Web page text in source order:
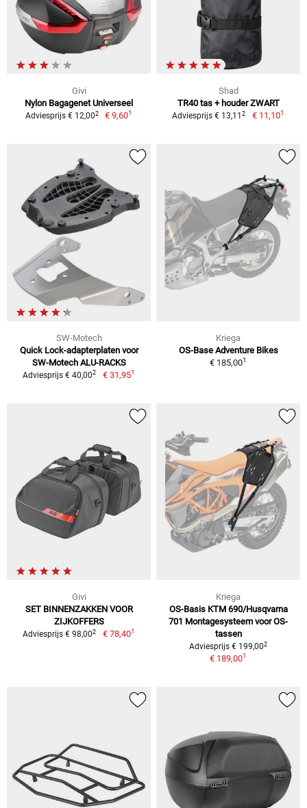
Givi
Nylon Bagagenet Universeel
Adviesprijs € 12,002 € 9,601
Shad
TR40 tas + houder ZWART
Adviesprijs € 13,112 € 11,101
SW-Motech
Quick Lock-adapterplaten voor
SW-Motech ALU-RACKS
Adviesprijs € 40,002 € 31,951
Kriega
OS-Base Adventure Bikes
€ 185,001
Givi
SET BINNENZAKKEN VOOR
ZIJKOFFERS
Adviesprijs € 98,002 € 78,401
Kriega
OS-Basis KTM 690/Husqvarna
701 Montagesysteem voor OS-
tassen
Adviesprijs € 199,002
€ 189,001